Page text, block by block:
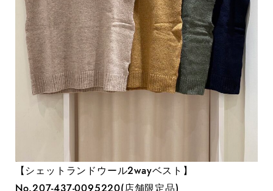
【シェットランドウール2wayベスト】
No.207-437-0095220(店舗限定品)